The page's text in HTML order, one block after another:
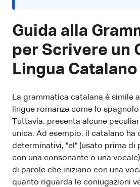
Guida alla
per Scrivere un
Lingua Catalano
La grammatica catalana è simile
lingue romanze come lo
Tuttavia, presenta alcune
unica. Ad esempio, il catalano ha
determinativi, "el" (usato prima di
con una consonante o una
di parole che iniziano con una
quanto riguarda le coniugazioni